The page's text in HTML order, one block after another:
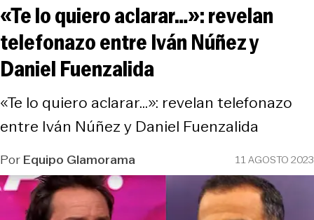
«Te lo quiero aclarar…»: revelan
telefonazo entre Iván Núñez y
Daniel Fuenzalida
«Te lo quiero aclarar…»: revelan telefonazo
entre Iván Núñez y Daniel Fuenzalida
PorEquipo Glamorama 11 AGOSTO 2023